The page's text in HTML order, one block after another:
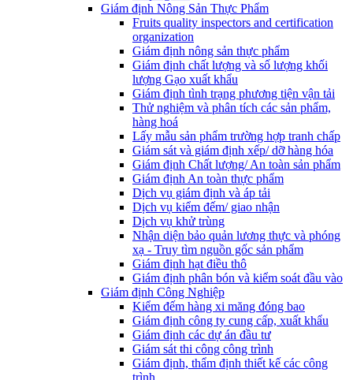
Giám định Nông Sản Thực Phẩm
Fruits quality inspectors and certification
organization
Giám định nông sản thực phẩm
Giám định chất lượng và số lượng khối
lượng Gạo xuất khẩu
Giám định tình trạng phương tiện vận tải
Thử nghiệm và phân tích các sản phẩm,
hàng hoá
Lấy mẫu sản phẩm trường hợp tranh chấp
Giám sát và giám định xếp/ dỡ hàng hóa
Giám định Chất lượng/ An toàn sản phẩm
Giám định An toàn thực phẩm
Dịch vụ giám định và áp tải
Dịch vụ kiểm đếm/ giao nhận
Dịch vụ khử trùng
Nhận diện bảo quản lương thực và phóng
xạ - Truy tìm nguồn gốc sản phẩm
Giám định hạt điều thô
Giám định phân bón và kiểm soát đầu vào
Giám định Công Nghiệp
Kiểm đếm hàng xi măng đóng bao
Giám định công ty cung cấp, xuất khẩu
Giám định các dự án đầu tư
Giám sát thi công công trình
Giám định, thẩm định thiết kế các công